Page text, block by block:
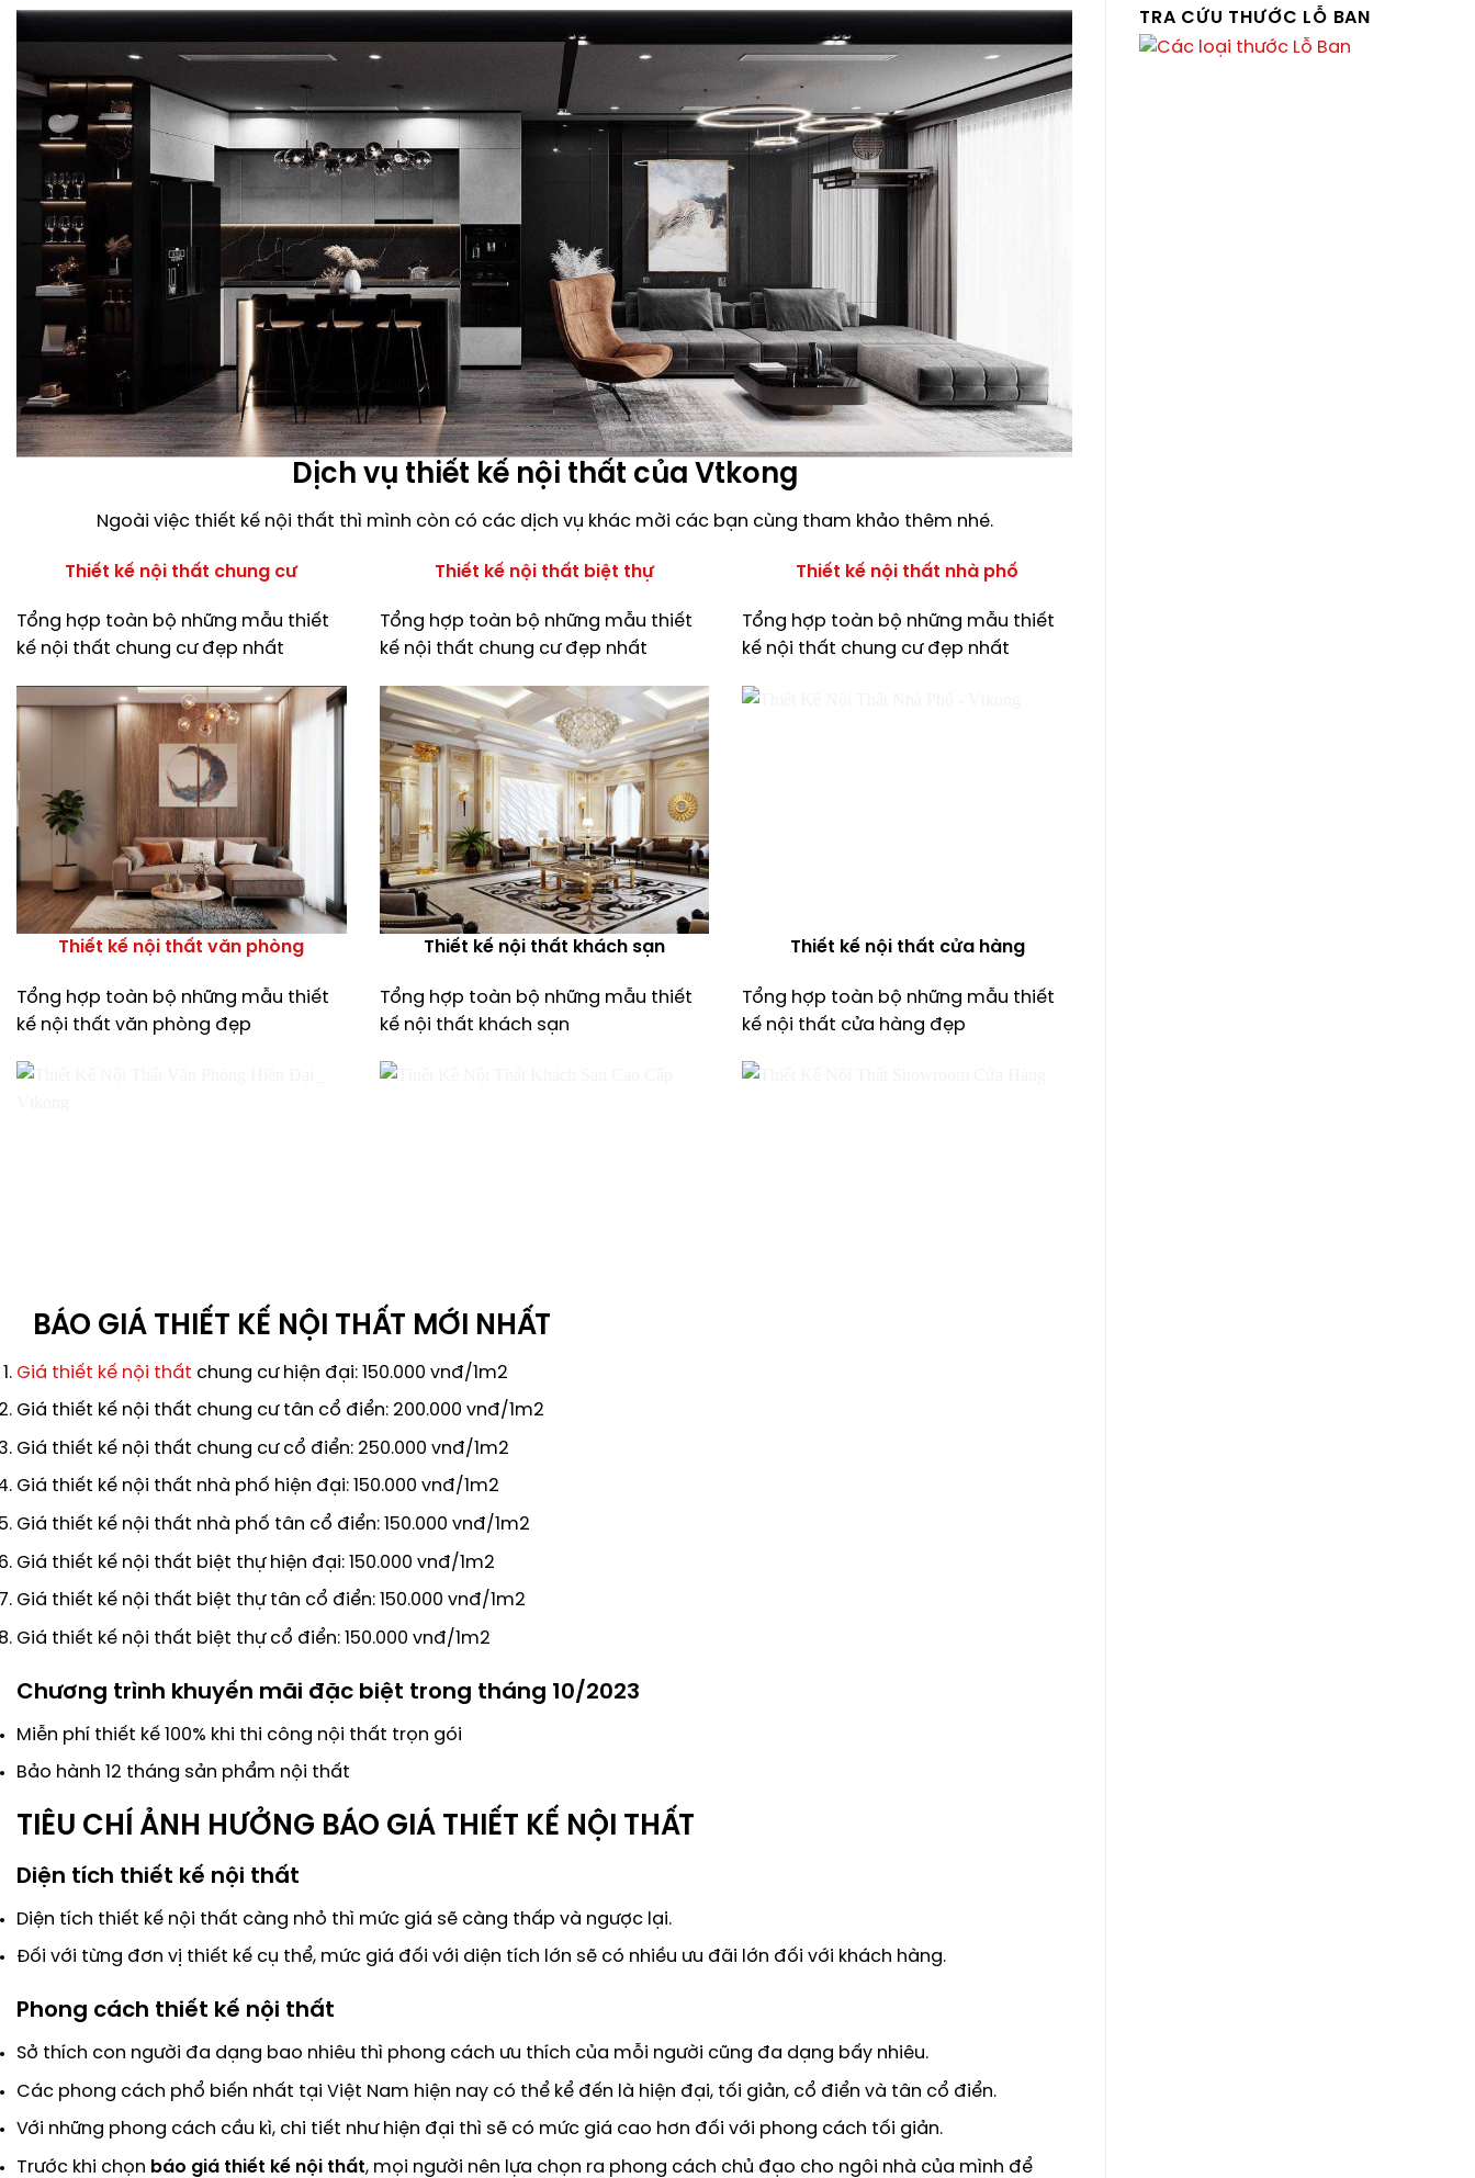
Dịch vụ thiết kế nội thất của Vtkong
Ngoài việc thiết kế nội thất thì mình còn có các dịch vụ khác mời các bạn cùng tham khảo thêm nhé.
Thiết kế nội thất chung cư
Tổng hợp toàn bộ những mẫu thiết
kế nội thất chung cư đẹp nhất
Thiết kế nội thất biệt thự
Tổng hợp toàn bộ những mẫu thiết
kế nội thất chung cư đẹp nhất
Thiết kế nội thất nhà phố
Tổng hợp toàn bộ những mẫu thiết
kế nội thất chung cư đẹp nhất
Thiết kế nội thất văn phòng
Tổng hợp toàn bộ những mẫu thiết
kế nội thất văn phòng đẹp
Thiết kế nội thất khách sạn
Tổng hợp toàn bộ những mẫu thiết
kế nội thất khách sạn
Thiết kế nội thất cửa hàng
Tổng hợp toàn bộ những mẫu thiết
kế nội thất cửa hàng đẹp
BÁO GIÁ THIẾT KẾ NỘI THẤT MỚI NHẤT
Giá thiết kế nội thất chung cư hiện đại: 150.000 vnđ/1m2
Giá thiết kế nội thất chung cư tân cổ điển: 200.000 vnđ/1m2
Giá thiết kế nội thất chung cư cổ điển: 250.000 vnđ/1m2
Giá thiết kế nội thất nhà phố hiện đại: 150.000 vnđ/1m2
Giá thiết kế nội thất nhà phố tân cổ điển: 150.000 vnđ/1m2
Giá thiết kế nội thất biệt thự hiện đại: 150.000 vnđ/1m2
Giá thiết kế nội thất biệt thự tân cổ điển: 150.000 vnđ/1m2
Giá thiết kế nội thất biệt thự cổ điển: 150.000 vnđ/1m2
Chương trình khuyến mãi đặc biệt trong tháng 10/2023
Miễn phí thiết kế 100% khi thi công nội thất trọn gói
Bảo hành 12 tháng sản phẩm nội thất
TIÊU CHÍ ẢNH HƯỞNG BÁO GIÁ THIẾT KẾ NỘI THẤT
Diện tích thiết kế nội thất
Diện tích thiết kế nội thất càng nhỏ thì mức giá sẽ càng thấp và ngược lại.
Đối với từng đơn vị thiết kế cụ thể, mức giá đối với diện tích lớn sẽ có nhiều ưu đãi lớn đối với khách hàng.
Phong cách thiết kế nội thất
Sở thích con người đa dạng bao nhiêu thì phong cách ưu thích của mỗi người cũng đa dạng bấy nhiêu.
Các phong cách phổ biến nhất tại Việt Nam hiện nay có thể kể đến là hiện đại, tối giản, cổ điển và tân cổ điển.
Với những phong cách cầu kì, chi tiết như hiện đại thì sẽ có mức giá cao hơn đối với phong cách tối giản.
Trước khi chọn báo giá thiết kế nội thất, mọi người nên lựa chọn ra phong cách chủ đạo cho ngôi nhà của mình để
và
tố
TRA CỨU THƯỚC LỖ BAN